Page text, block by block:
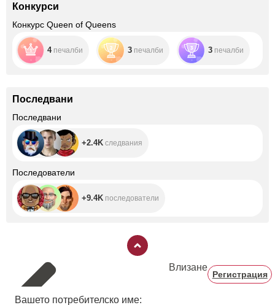
Конкурси
Конкурс Queen of Queens
4печалби 3 печалби 3 печалби
Последвани
Последвани
+2.4K следвания
Последователи
+9.4K последователи
Влизане
Регистрация
Вашето потребителско име: